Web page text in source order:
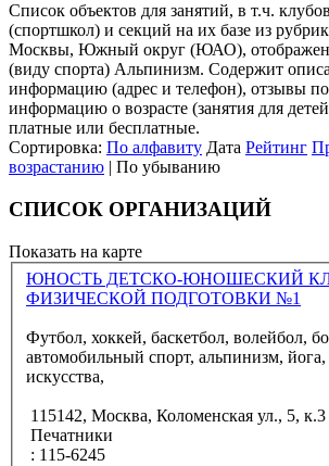
Список объектов для занятий, в т.ч.
(спортшкол) и секций на их базе из
Москвы, Южный округ (ЮАО), отображен
(виду спорта) Альпинизм. Содержит
информацию (адрес и телефон), отзывы
информацию о возрасте (занятия для
платные или бесплатные.
Сортировка: По алфавиту Дата Рейтинг
возрастанию | По убыванию
СПИСОК ОРГАНИЗАЦИЙ
Показать на карте
ЮНОСТЬ ДЕТСКО-ЮНОШЕСКИЙ
ФИЗИЧЕСКОЙ ПОДГОТОВКИ №1
Футбол, хоккей, баскетбол, волейбол,
автомобильный спорт, альпинизм,
искусства,
115142, Москва, Коломенская ул., 5, к.3
Печатники
: 115-6245